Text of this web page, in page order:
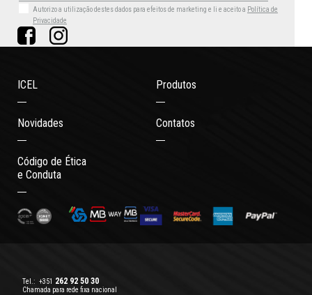
Autorizo a utilização destes dados para efeitos de marketing e li e aceito a Política de
Privacidade
ICEL Produtos
Novidades Contatos
Código de Ética
e Conduta
Tel.: +351 262 92 50 30
Chamada para rede fixa nacional